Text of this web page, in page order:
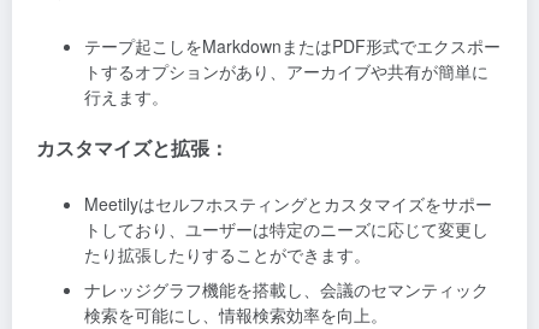
テープ起こしをMarkdownまたはPDF形式でエクスポー
トするオプションがあり、アーカイブや共有が簡単に
行えます。
カスタマイズと拡張：
Meetilyはセルフホスティングとカスタマイズをサポー
トしており、ユーザーは特定のニーズに応じて変更し
たり拡張したりすることができます。
ナレッジグラフ機能を搭載し、会議のセマンティック
検索を可能にし、情報検索効率を向上。